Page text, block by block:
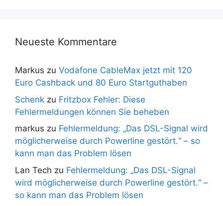
Neueste Kommentare
Markus zu Vodafone CableMax jetzt mit 120
Euro Cashback und 80 Euro Startguthaben
Schenk zu Fritzbox Fehler: Diese
Fehlermeldungen können Sie beheben
markus zu Fehlermeldung: „Das DSL-Signal wird
möglicherweise durch Powerline gestört.“ – so
kann man das Problem lösen
Lan Tech zu Fehlermeldung: „Das DSL-Signal
wird möglicherweise durch Powerline gestört.“ –
so kann man das Problem lösen